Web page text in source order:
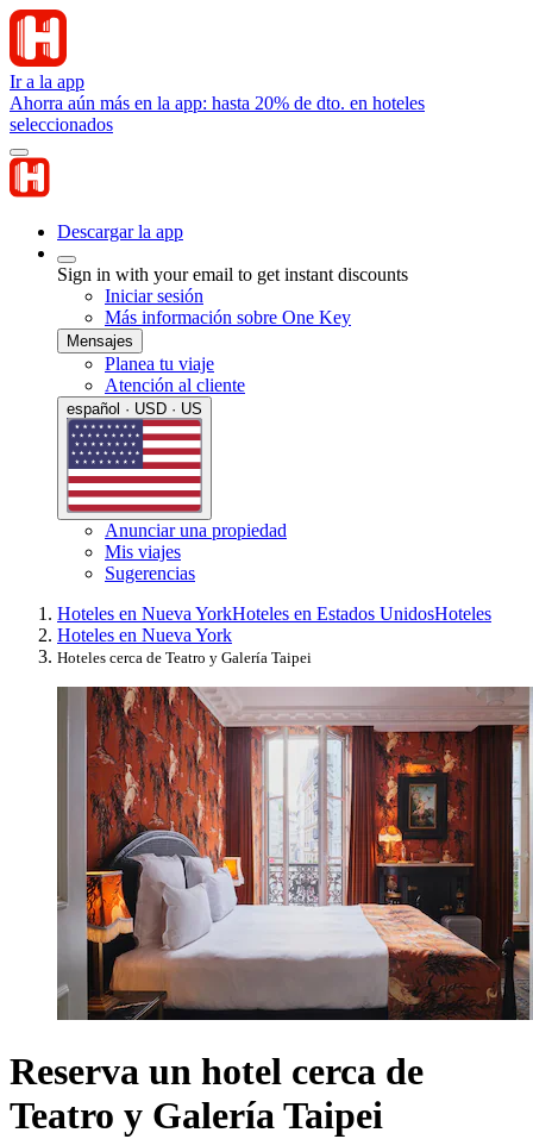
Ir a la app
Ahorra aún más en la app: hasta 20% de dto. en hoteles
seleccionados
Descargar la app
Sign in with your email to get instant discounts
Iniciar sesión
Más información sobre One Key
Mensajes
Planea tu viaje
Atención al cliente
español · USD · US
Anunciar una propiedad
Mis viajes
Sugerencias
Hoteles en Nueva YorkHoteles en Estados UnidosHoteles
Hoteles en Nueva York
Hoteles cerca de Teatro y Galería Taipei
Reserva un hotel cerca de
Teatro y Galería Taipei